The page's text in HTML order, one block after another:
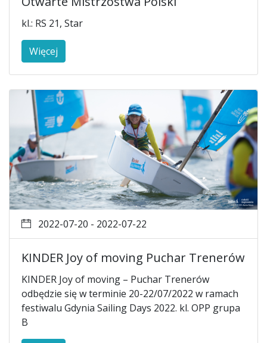
kl.: RS 21, Star
Więcej
2022-07-20 - 2022-07-22
KINDER Joy of moving Puchar Trenerów
KINDER Joy of moving – Puchar Trenerów
odbędzie się w terminie 20-22/07/2022 w ramach
festiwalu Gdynia Sailing Days 2022. kl. OPP grupa
B